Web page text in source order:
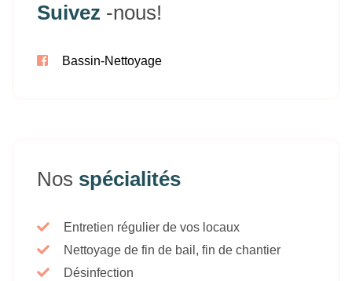
Suivez -nous!
Bassin-Nettoyage
Nos spécialités
Entretien régulier de vos locaux
Nettoyage de fin de bail, fin de chantier
Désinfection